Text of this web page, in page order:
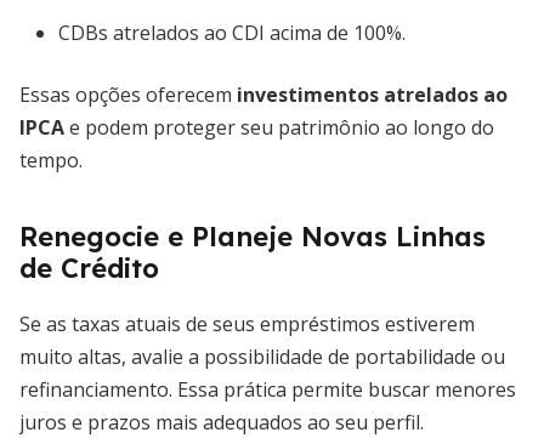
CDBs atrelados ao CDI acima de 100%.
Essas opções oferecem investimentos atrelados ao
IPCAe podem proteger seu patrimônio ao longo do
tempo.
Renegocie e Planeje Novas Linhas
de Crédito
Se as taxas atuais de seus empréstimos estiverem
muito altas, avalie a possibilidade de portabilidade ou
refinanciamento. Essa prática permite buscar menores
juros e prazos mais adequados ao seu perfil.